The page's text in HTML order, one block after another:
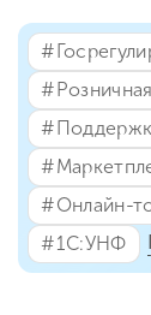
#⁣Онлайн-
#⁣1С:УНФ